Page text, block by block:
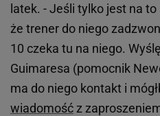
latek. - Jeśli tylko jest na
że trener do niego
10 czeka tu na niego.
Guimaresa (pomocnik
ma do niego kontakt i
wiadomość z